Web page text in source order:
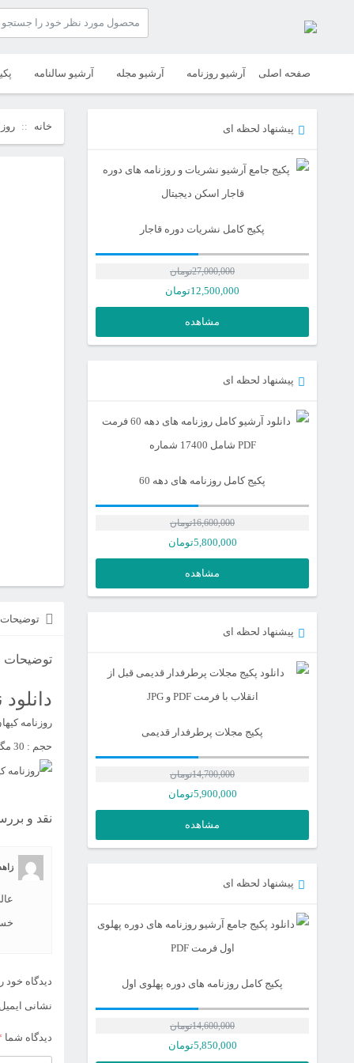
صفحه اصلی آرشیو روزنامه آرشیو مجله آرشیو سالنامه
خانه
توضیحات
توضیحات
روزنامه کیهان 24 اسفند سال
حجم : 30 مگابایت | فرمت: pdf
نقد و
دیدگاه خود
نشانی
دیدگاه شما
پیشنهاد لحظه ای
پکیج کامل نشریات دوره قاجار
27,000,000تومان
12,500,000تومان
مشاهده
پیشنهاد لحظه ای
پکیج کامل روزنامه های دهه 60
16,600,000تومان
5,800,000تومان
مشاهده
پیشنهاد لحظه ای
پکیج مجلات پرطرفدار قدیمی
14,700,000تومان
5,900,000تومان
مشاهده
پیشنهاد لحظه ای
پکیج کامل روزنامه های دوره پهلوی اول
14,600,000تومان
5,850,000تومان